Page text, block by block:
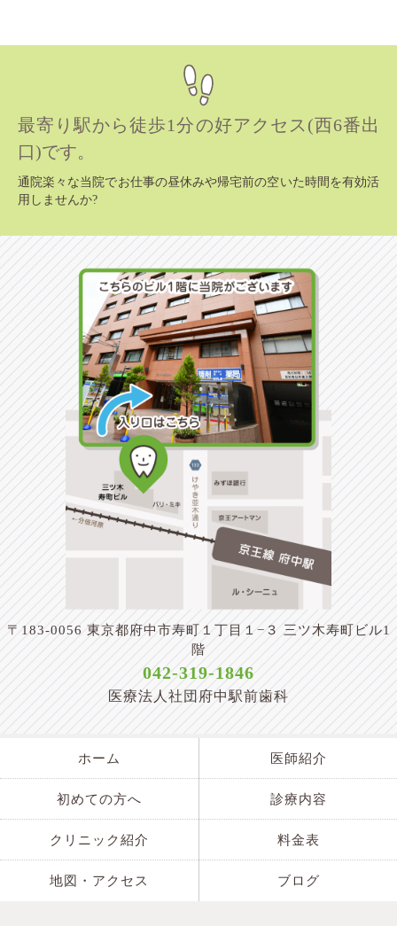
最寄り駅から徒歩1分の好アクセス(西6番出
口)です。
通院楽々な当院でお仕事の昼休みや帰宅前の空いた時間を有効活
用しませんか?
〒183-0056 東京都府中市寿町１丁目１−３ 三ツ木寿町ビル1
階
042-319-1846
医療法人社団府中駅前歯科
ホーム 医師紹介
初めての方へ 診療内容
クリニック紹介 料金表
地図・アクセス ブログ